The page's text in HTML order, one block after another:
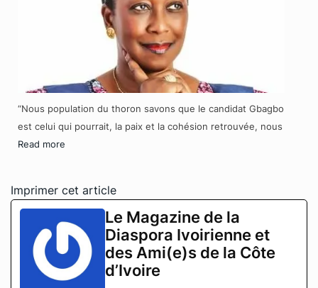
“Nous population du thoron savons que le candidat Gbagbo
est celui qui pourrait, la paix et la cohésion retrouvée, nous
Read more
Imprimer cet article
Le Magazine de la
Diaspora Ivoirienne et
des Ami(e)s de la Côte
d’Ivoire